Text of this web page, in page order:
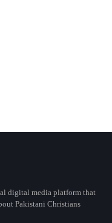
digital media platform that
Pakistani Christians